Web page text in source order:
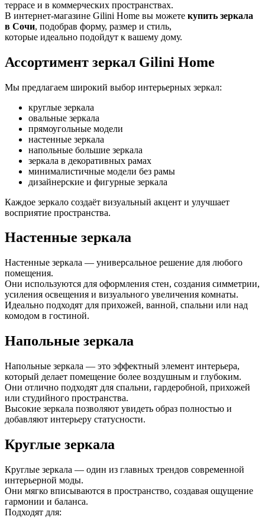
террасе и в коммерческих пространствах.
В интернет-магазине Gilini Home вы можете купить зеркала
в Сочи, подобрав форму, размер и стиль,
которые идеально подойдут к вашему дому.
Ассортимент зеркал Gilini Home
Мы предлагаем широкий выбор интерьерных зеркал:
круглые зеркала
овальные зеркала
прямоугольные модели
настенные зеркала
напольные большие зеркала
зеркала в декоративных рамах
минималистичные модели без рамы
дизайнерские и фигурные зеркала
Каждое зеркало создаёт визуальный акцент и улучшает
восприятие пространства.
Настенные зеркала
Настенные зеркала — универсальное решение для любого
помещения.
Они используются для оформления стен, создания симметрии,
усиления освещения и визуального увеличения комнаты.
Идеально подходят для прихожей, ванной, спальни или над
комодом в гостиной.
Напольные зеркала
Напольные зеркала — это эффектный элемент интерьера,
который делает помещение более воздушным и глубоким.
Они отлично подходят для спальни, гардеробной, прихожей
или студийного пространства.
Высокие зеркала позволяют увидеть образ полностью и
добавляют интерьеру статусности.
Круглые зеркала
Круглые зеркала — один из главных трендов современной
интерьерной моды.
Они мягко вписываются в пространство, создавая ощущение
гармонии и баланса.
Подходят для: